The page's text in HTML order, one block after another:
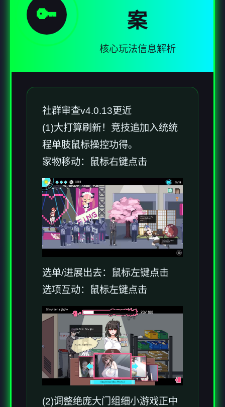
🔑
案
核心玩法信息解析
社群审查v4.0.13更近
(1)大打算刷新！竞技追加入统统
程单肢鼠标操控功得。
家物移动：鼠标右键点击
选单/进展出去：鼠标左键点击
选项互动：鼠标左键点击
(2)调整绝庞大门组细小游戏正中